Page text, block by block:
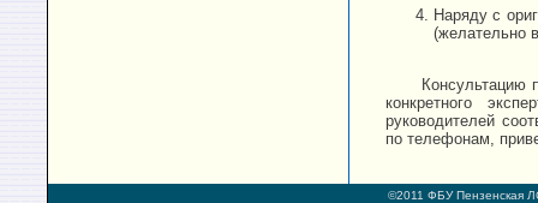
Наряду с
(желательно
Консультацию
конкретного
руководителей
по телефонам,
©2011 ФБУ Пензенская